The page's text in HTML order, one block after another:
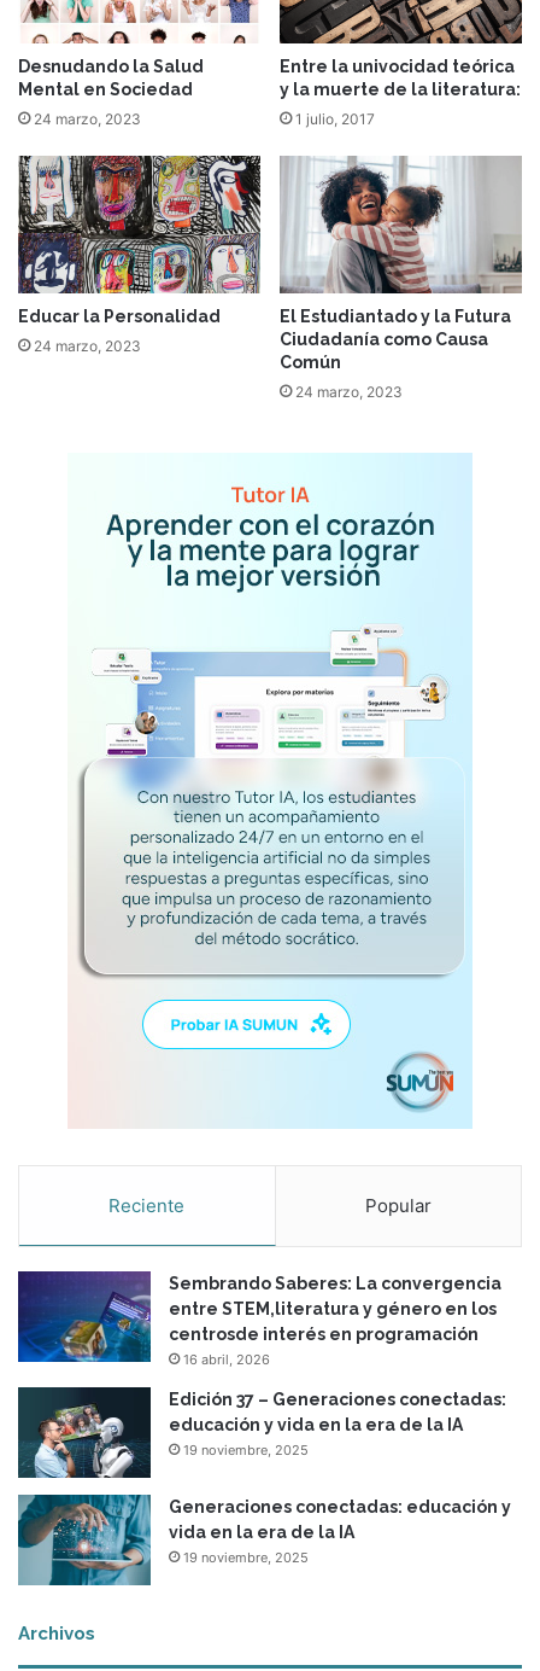
Desnudando la Salud
Mental en Sociedad
24 marzo, 2023
Entre la univocidad teórica
y la muerte de la literatura:
1 julio, 2017
Educar la Personalidad
24 marzo, 2023
El Estudiantado y la Futura
Ciudadanía como Causa
Común
24 marzo, 2023
Reciente Popular
Sembrando Saberes: La convergencia
entre STEM,literatura y género en los
centrosde interés en programación
16 abril, 2026
Edición 37 – Generaciones conectadas:
educación y vida en la era de la IA
19 noviembre, 2025
Generaciones conectadas: educación y
vida en la era de la IA
19 noviembre, 2025
Archivos